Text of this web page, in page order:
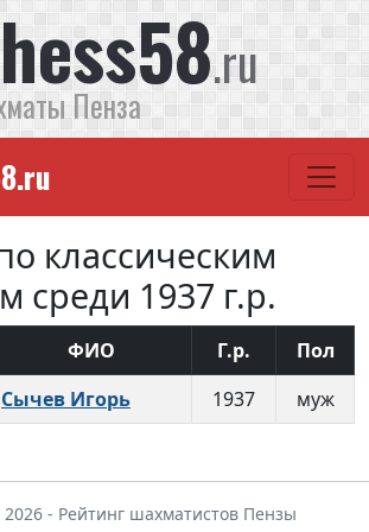
.ru
Пенза
классическим
среди 1937 г.р.
ФИО Г.р.
Пол
Сычев Игорь 1937 муж
2026 - Рейтинг шахматистов Пензы